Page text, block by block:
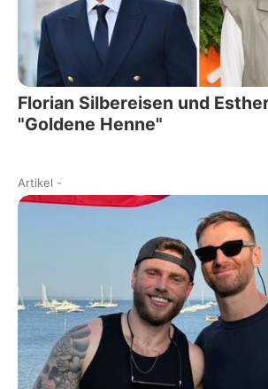
Florian Silbereisen und
"Goldene Henne"
Artikel -